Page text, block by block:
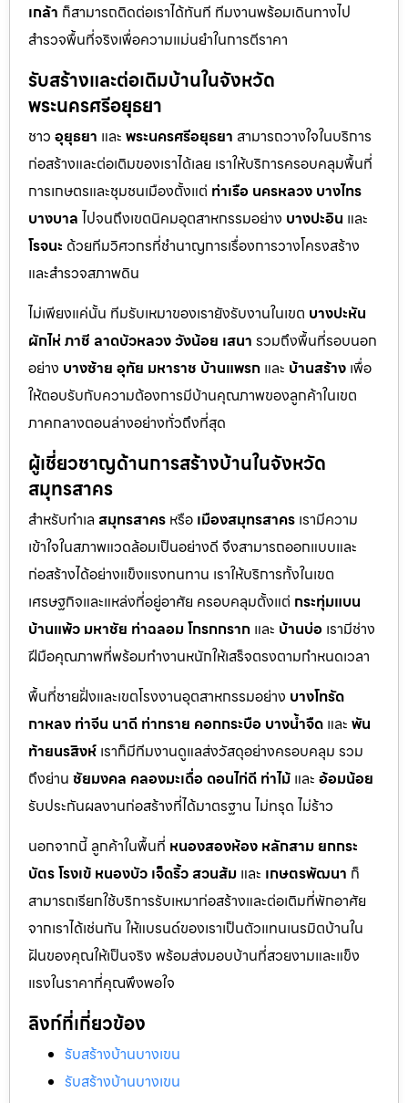
เกล้า ก็สามารถติดต่อเราได้ทันที ทีมงานพร้อมเดินทางไป
สำรวจพื้นที่จริงเพื่อความแม่นยำในการตีราคา
รับสร้างและต่อเติมบ้านในจังหวัด
พระนครศรีอยุธยา
ชาว อุยุธยา และ พระนครศรีอยุธยา สามารถวางใจในบริการ
ก่อสร้างและต่อเติมของเราได้เลย เราให้บริการครอบคลุมพื้นที่
การเกษตรและชุมชนเมืองตั้งแต่ ท่าเรือ นครหลวง บางไทร
บางบาล ไปจนถึงเขตนิคมอุตสาหกรรมอย่าง บางปะอิน และ
โรจนะ ด้วยทีมวิศวกรที่ชำนาญการเรื่องการวางโครงสร้าง
และสำรวจสภาพดิน
ไม่เพียงแค่นั้น ทีมรับเหมาของเรายังรับงานในเขต บางปะหัน
ผักไห่ภาชี ลาดบัวหลวงวังน้อย เสนา รวมถึงพื้นที่รอบนอก
อย่าง บางซ้าย อุทัย มหาราช บ้านแพรก และ บ้านสร้าง เพื่อ
ให้ตอบรับกับความต้องการมีบ้านคุณภาพของลูกค้าในเขต
ภาคกลางตอนล่างอย่างทั่วถึงที่สุด
ผู้เชี่ยวชาญด้านการสร้างบ้านในจังหวัด
สมุทรสาคร
สำหรับทำเล สมุทรสาคร หรือ เมืองสมุทรสาคร เรามีความ
เข้าใจในสภาพแวดล้อมเป็นอย่างดี จึงสามารถออกแบบและ
ก่อสร้างได้อย่างแข็งแรงทนทาน เราให้บริการทั้งในเขต
เศรษฐกิจและแหล่งที่อยู่อาศัย ครอบคลุมตั้งแต่ กระทุ่มแบน
บ้านแพ้ว มหาชัย ท่าฉลอมโกรกกราก และ บ้านบ่อ เรามีช่าง
ฝีมือคุณภาพที่พร้อมทำงานหนักให้เสร็จตรงตามกำหนดเวลา
พื้นที่ชายฝั่งและเขตโรงงานอุตสาหกรรมอย่าง บางโทรัด
กาหลง ท่าจีน นาดี ท่าทราย คอกกระบือ บางน้ำจืด และ พัน
ท้ายนรสิงห์ เราก็มีทีมงานดูแลส่งวัสดุอย่างครอบคลุม รวม
ถึงย่าน ชัยมงคล คลองมะเดื่อ ดอนไก่ดี ท่าไม้ และ อ้อมน้อย
รับประกันผลงานก่อสร้างที่ได้มาตรฐาน ไม่ทรุด ไม่ร้าว
นอกจากนี้ ลูกค้าในพื้นที่ หนองสองห้อง หลักสามยกกระ
บัตรโรงเข้ หนองบัว เจ็ดริ้วสวนส้ม และ เกษตรพัฒนา ก็
สามารถเรียกใช้บริการรับเหมาก่อสร้างและต่อเติมที่พักอาศัย
จากเราได้เช่นกัน ให้แบรนด์ของเราเป็นตัวแทนเนรมิตบ้านใน
ฝันของคุณให้เป็นจริง พร้อมส่งมอบบ้านที่สวยงามและแข็ง
แรงในราคาที่คุณพึงพอใจ
ลิงก์ที่เกี่ยวข้อง
รับสร้างบ้านบางเขน
รับสร้างบ้านบางเขน